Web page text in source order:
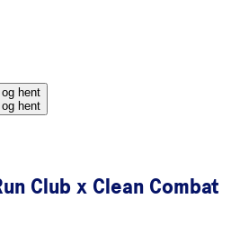
hent
hent
Club x Clean Combat